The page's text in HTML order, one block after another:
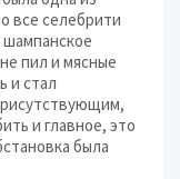
все селебрити
шампанское
пил и мясные
и стал
и главное, это
была